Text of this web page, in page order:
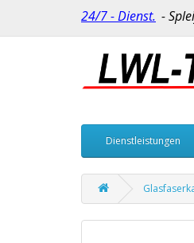
24/7 - Dienst. -
Dienstleistungen